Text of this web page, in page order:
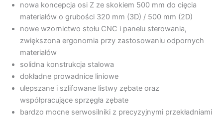
nowa koncepcja osi Z ze skokiem 500 mm do cięcia
materiałów o grubości 320 mm (3D) / 500 mm (2D)
nowe wzornictwo stołu CNC i panelu sterowania,
zwiększona ergonomia przy zastosowaniu odpornych
materiałów
solidna konstrukcja stalowa
dokładne prowadnice liniowe
ulepszane i szlifowane listwy zębate oraz
współpracujące sprzęgła zębate
bardzo mocne serwosilniki z precyzyjnymi przekładniami